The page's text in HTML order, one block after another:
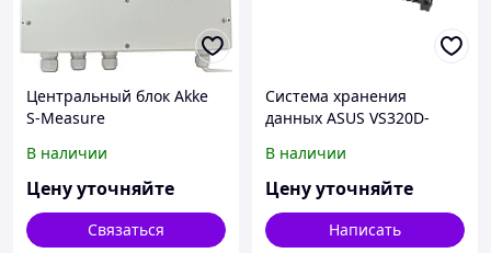
Центральный блок Akke
S-Measure
В наличии
Цену уточняйте
Связаться
Система хранения
данных ASUS VS320D-
В наличии
Цену уточняйте
Написать